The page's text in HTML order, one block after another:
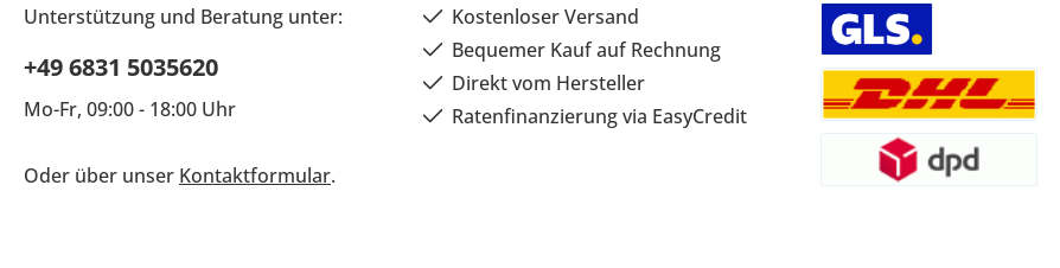
Unterstützung und Beratung unter:
+49 6831 5035620
Mo-Fr, 09:00 - 18:00 Uhr
Oder über unser Kontaktformular.
Kostenloser Versand
Bequemer Kauf auf Rechnung
Direkt vom Hersteller
Ratenfinanzierung via EasyCredit